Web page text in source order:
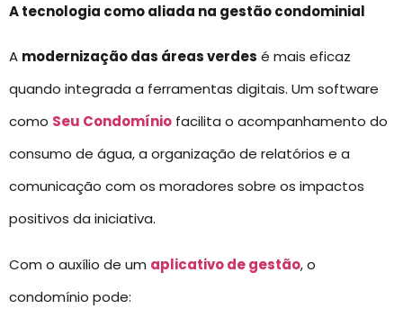
A tecnologia como aliada na gestão condominial
A modernização das áreas verdes é mais eficaz
quando integrada a ferramentas digitais. Um software
como Seu Condomínio facilita o acompanhamento do
consumo de água, a organização de relatórios e a
comunicação com os moradores sobre os impactos
positivos da iniciativa.
Com o auxílio de um aplicativo de gestão, o
condomínio pode: